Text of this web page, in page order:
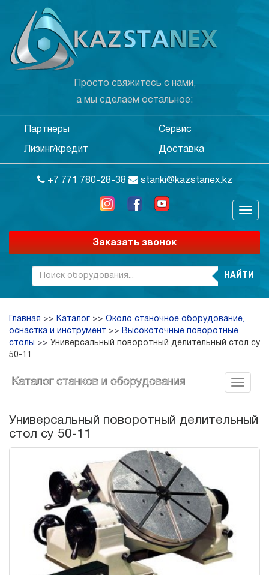
Просто свяжитесь с нами,
а мы сделаем остальное:
Партнеры Сервис
Лизинг/кредит Доставка
+7 771 780-28-38 stanki@kazstanex.kz
Заказать звонок
НАЙТИ
Главная >> Каталог >> Около станочное оборудование,
оснастка и инструмент >> Высокоточные поворотные
столы
>> Универсальный поворотный делительный стол су
50-11
Каталог станков и оборудования
Универсальный поворотный делительный
стол су 50-11